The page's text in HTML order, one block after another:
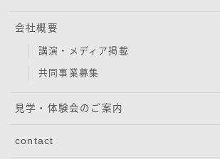
会社概要
講演・メディア掲載
共同事業募集
見学・体験会のご案内
contact